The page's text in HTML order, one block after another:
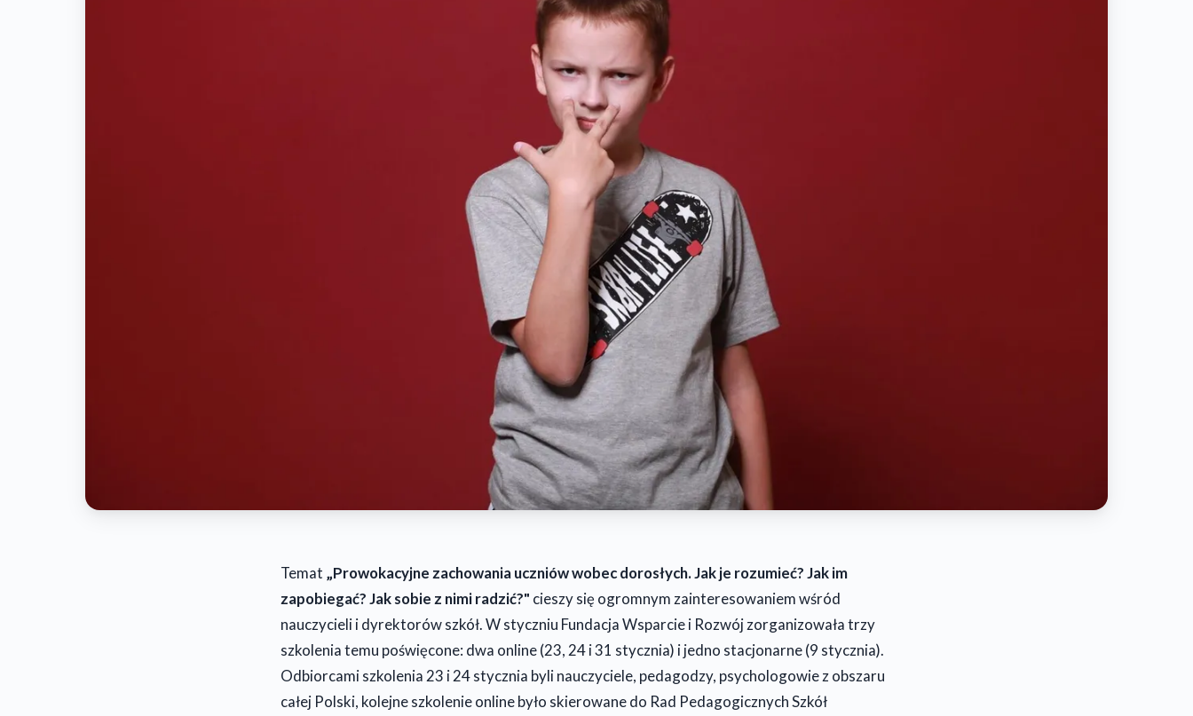
Temat „Prowokacyjne zachowania uczniów wobec dorosłych. Jak je rozumieć? Jak im
zapobiegać? Jak sobie z nimi radzić?" cieszy się ogromnym zainteresowaniem wśród
nauczycieli i dyrektorów szkół. W styczniu Fundacja Wsparcie i Rozwój zorganizowała trzy
szkolenia temu poświęcone: dwa online (23, 24 i 31 stycznia) i jedno stacjonarne (9 stycznia).
Odbiorcami szkolenia 23 i 24 stycznia byli nauczyciele, pedagodzy, psychologowie z obszaru
całej Polski, kolejne szkolenie online było skierowane do Rad Pedagogicznych Szkół